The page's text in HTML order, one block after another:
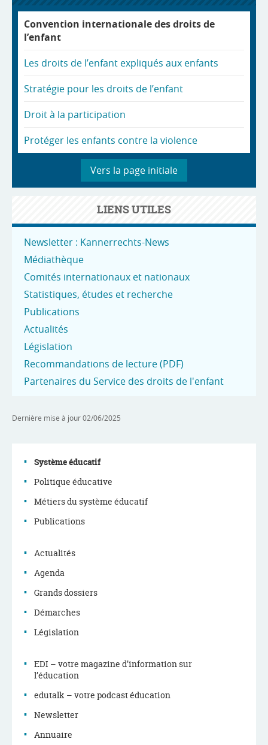
Convention internationale des droits de
l’enfant
Les droits de l’enfant expliqués aux enfants
Stratégie pour les droits de l’enfant
Droit à la participation
Protéger les enfants contre la violence
Vers la page initiale
LIENS UTILES
Newsletter : Kannerrechts-News
Médiathèque
Comités internationaux et nationaux
Statistiques, études et recherche
Publications
Actualités
Législation
Recommandations de lecture (PDF)
Partenaires du Service des droits de l'enfant
Dernière mise à jour02/06/2025
Menu
de
navigation
Système éducatif
Politique éducative
Métiers du système éducatif
Publications
Actualités
Agenda
Grands dossiers
Démarches
Législation
EDI – votre magazine d’information sur
l’éducation
edutalk – votre podcast éducation
Newsletter
Annuaire